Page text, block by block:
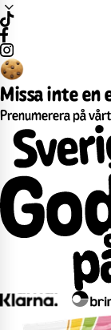
Missa inte en
Prenumerera på